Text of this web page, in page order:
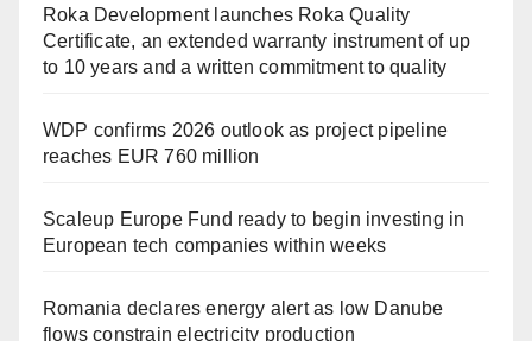
Roka Development launches Roka Quality
Certificate, an extended warranty instrument of up
to 10 years and a written commitment to quality
WDP confirms 2026 outlook as project pipeline
reaches EUR 760 million
Scaleup Europe Fund ready to begin investing in
European tech companies within weeks
Romania declares energy alert as low Danube
flows constrain electricity production